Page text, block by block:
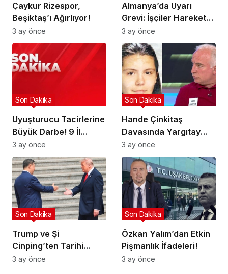
Çaykur Rizespor,
Beşiktaş’ı Ağırlıyor!
3 ay önce
Almanya’da Uyarı
Grevi: İşçiler Harekete
Geçti!
3 ay önce
Uyuşturucu Tacirlerine
Büyük Darbe! 9 İl
Hedefte!
Son Dakika
3 ay önce
Hande Çinkitaş
Davasında Yargıtay
Kararı!
Son Dakika
3 ay önce
Trump ve Şi
Cinping’ten Tarihi
Ortaklık Mesajı
Son Dakika
3 ay önce
Özkan Yalım’dan Etkin
Pişmanlık İfadeleri!
Son Dakika
3 ay önce